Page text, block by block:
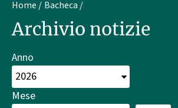
Home Bacheca
Archivio notizie
Anno
Mese